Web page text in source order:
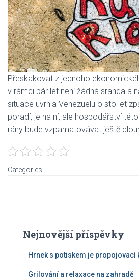
Přeskakovat z jednoho
v rámci pár let není žádná sranda a
situace uvrhla Venezuelu o sto let
poradí, je na ní, ale hospodářství
rány bude vzpamatovávat ještě
Categories:
Nejnovější příspěvky
Hrnek s potiskem je propojovací
Grilování a relaxace na zahradě